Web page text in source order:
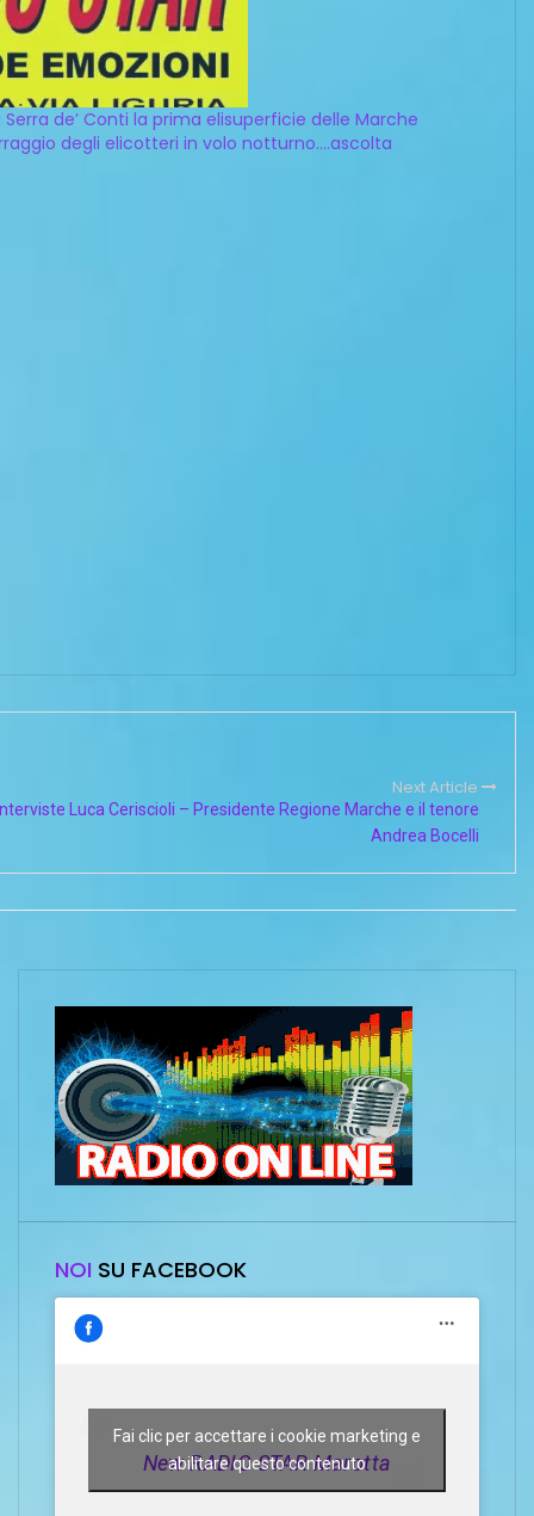
Serra de’ Conti la prima elisuperficie delle Marche
degli elicotteri in volo notturno….ascolta
Next Article
Luca Ceriscioli – Presidente Regione Marche e il tenore
Andrea Bocelli
NOI SU FACEBOOK
New RADIO STAR Marotta
Fai clic per accettare i cookie marketing e
abilitare questo contenuto